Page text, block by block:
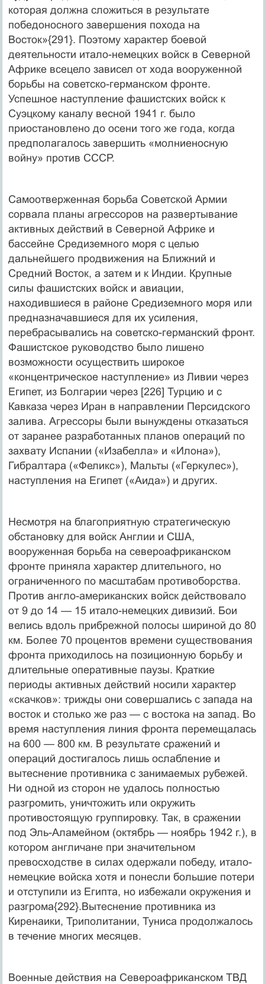
которая должна сложиться в результате
победоносного завершения похода на
Восток»{291}. Поэтому характер боевой
деятельности итало-немецких войск в Северной
Африке всецело зависел от хода вооруженной
борьбы на советско-германском фронте.
Успешное наступление фашистских войск к
Суэцкому каналу весной 1941 г. было
приостановлено до осени того же года, когда
предполагалось завершить «молниеносную
войну» против СССР.
Самоотверженная борьба Советской Армии
сорвала планы агрессоров на развертывание
активных действий в Северной Африке и
бассейне Средиземного моря с целью
дальнейшего продвижения на Ближний и
Средний Восток, а затем и к Индии. Крупные
силы фашистских войск и авиации,
находившиеся в районе Средиземного моря или
предназначавшиеся для их усиления,
перебрасывались на советско-германский фронт.
Фашистское руководство было лишено
возможности осуществить широкое
«концентрическое наступление» из Ливии через
Египет, из Болгарии через [226] Турцию и с
Кавказа через Иран в направлении Персидского
залива. Агрессоры были вынуждены отказаться
от заранее разработанных планов операций по
захвату Испании («Изабелла» и «Илона»),
Гибралтара («Феликс»), Мальты («Геркулес»),
наступления на Египет («Аида») и других.
Несмотря на благоприятную стратегическую
обстановку для войск Англии и США,
вооруженная борьба на североафриканском
фронте приняла характер длительного, но
ограниченного по масштабам противоборства.
Против англо-американских войск действовало
от 9 до 14 — 15 итало-немецких дивизий. Бои
велись вдоль прибрежной полосы шириной до 80
км. Более 70 процентов времени существования
фронта приходилось на позиционную борьбу и
длительные оперативные паузы. Краткие
периоды активных действий носили характер
«скачков»: трижды они совершались с запада на
восток и столько же раз — с востока на запад. Во
время наступления линия фронта перемещалась
на 600 — 800 км. В результате сражений и
операций достигалось лишь ослабление и
вытеснение противника с занимаемых рубежей.
Ни одной из сторон не удалось полностью
разгромить, уничтожить или окружить
противостоящую группировку. Так, в сражении
под Эль-Аламейном (октябрь — ноябрь 1942 г.), в
котором англичане при значительном
превосходстве в силах одержали победу, итало-
немецкие войска хотя и понесли большие потери
и отступили из Египта, но избежали окружения и
разгрома{292}.Вытеснение противника из
Киренаики, Триполитании, Туниса продолжалось
в течение многих месяцев.
Военные действия на Североафриканском ТВД